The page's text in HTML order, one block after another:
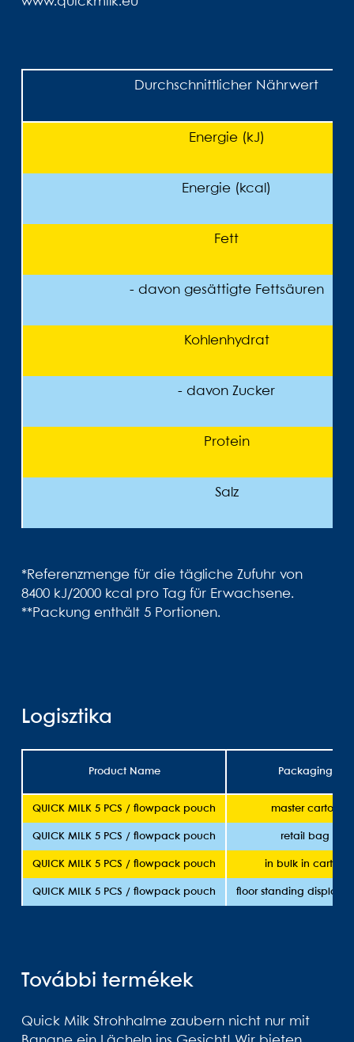
Durchschnittlicher Nährwert
Energie (kJ)
Energie (kcal)
Fett
- davon gesättigte Fettsäuren
Kohlenhydrat
- davon Zucker
Protein
Salz
*Referenzmenge für die tägliche Zufuhr von
8400 kJ/2000 kcal pro Tag für Erwachsene.
**Packung enthält 5 Portionen.
Logisztika
Product Name Packaging
QUICK MILK 5 PCS / flowpack pouch master carton
QUICK MILK 5 PCS / flowpack pouch retail bag
QUICK MILK 5 PCS / flowpack pouch in bulk in carton
QUICK MILK 5 PCS / flowpack pouch floor standing display
További termékek
Quick Milk Strohhalme zaubern nicht nur mit